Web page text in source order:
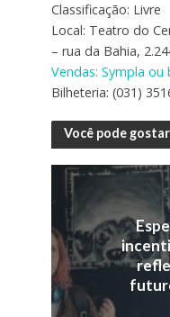
Classificação: Livre
Local: Teatro do
– rua da Bahia,
Vendas: Sympla
Bilheteria: (031)
Você pode